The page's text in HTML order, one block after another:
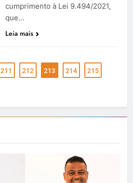
cumprimento à Lei 9.494/2021,
que…
Leia mais
211 212 213 214 215